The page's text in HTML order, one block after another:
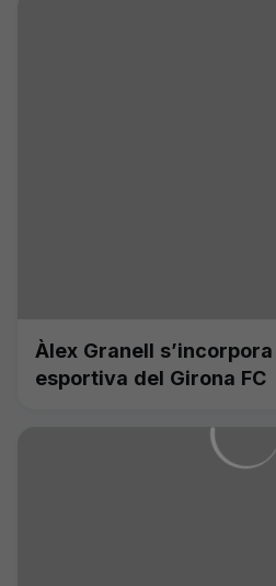
Àlex Granell
esportiva del Girona FC